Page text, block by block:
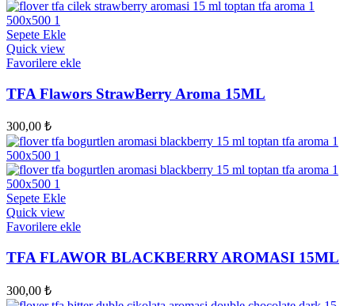
Sepete Ekle
Quick view
Favorilere ekle
TFA Flawors StrawBerry Aroma 15ML
300,00 ₺
Sepete Ekle
Quick view
Favorilere ekle
TFA FLAWOR BLACKBERRY AROMASI 15ML
300,00 ₺